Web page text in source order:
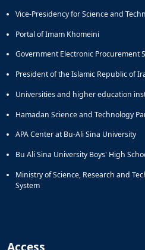
Vice-Presidency for Science and
Portal of Imam Khomeini
Government Electronic Procurement
President of the Islamic Republic of
Universities and higher education
Hamadan Science and Technology
APA Center at Bu-Ali Sina University
Bu Ali Sina University Boys' High
Ministry of Science, Research and
System
Access